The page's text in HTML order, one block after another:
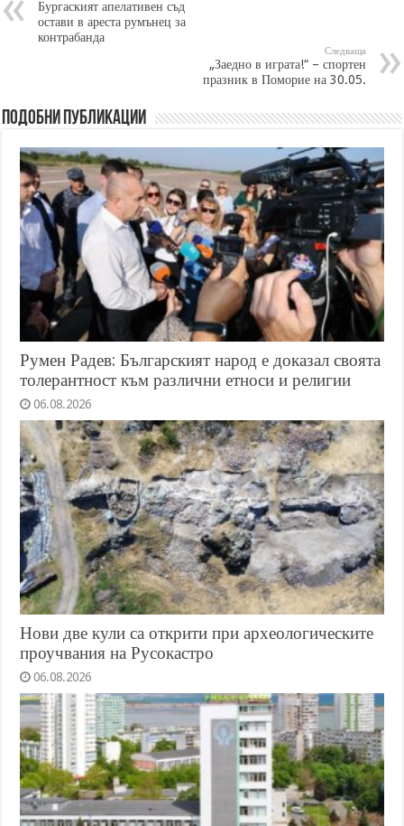
Бургаският апелативен съд
остави в ареста румънец за
контрабанда
Следваща
„Заедно в играта!“ – спортен
празник в Поморие на 30.05.
Подобни публикации
Румен Радев: Българският народ е доказал своята
толерантност към различни етноси и религии
06.08.2026
Нови две кули са открити при археологическите
проучвания на Русокастро
06.08.2026